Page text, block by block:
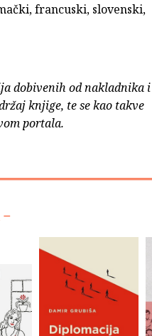
francuski, slovenski,
dobivenih od nakladnika i
knjige, te se kao takve
portala.
–